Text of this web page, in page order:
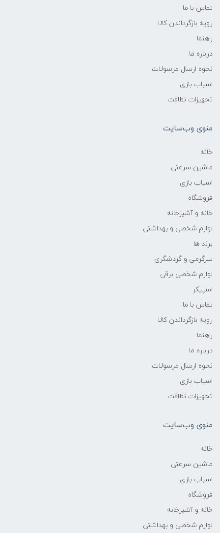
تماس با ما
رویه بازگرداندن کالا
راهنما
درباره ما
نحوه ارسال مرسولات
اسباب بازی
تجهیزات نظافت
منوی وب‌سایت
خانه
ماشین سرعتی
اسباب بازی
فروشگاه
خانه و آشپزخانه
لوازم شخصی و بهداشتی
برند ها
سرگرمی و گردشگری
لوازم شخصی برقی
اسپیکر
تماس با ما
رویه بازگرداندن کالا
راهنما
درباره ما
نحوه ارسال مرسولات
اسباب بازی
تجهیزات نظافت
منوی وب‌سایت
خانه
ماشین سرعتی
اسباب بازی
فروشگاه
خانه و آشپزخانه
لوازم شخصی و بهداشتی